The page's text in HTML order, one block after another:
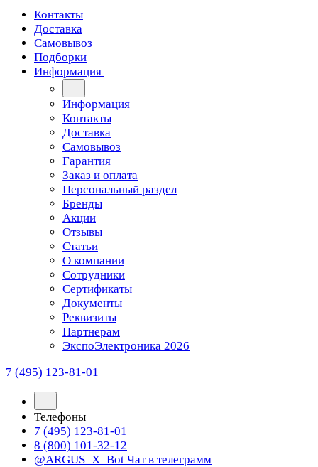
Контакты
Доставка
Самовывоз
Подборки
Информация
Информация
Контакты
Доставка
Самовывоз
Гарантия
Заказ и оплата
Персональный раздел
Бренды
Акции
Отзывы
Статьи
О компании
Сотрудники
Сертификаты
Документы
Реквизиты
Партнерам
ЭкспоЭлектроника 2026
7 (495) 123-81-01
Телефоны
7 (495) 123-81-01
8 (800) 101-32-12
@ARGUS_X_Bot Чат в телеграмм